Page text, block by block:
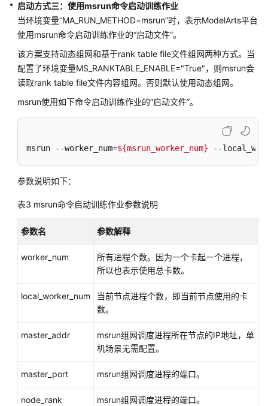
算
法
自
动
优
化
大
监
理
作
启动方式三：使用msrun命令启动训练作业
当环境变量“MA_RUN_METHOD=msrun”时，表示ModelArts平台
使用msrun命令启动训练作业的“启动文件”。
该方案支持动态组网和基于rank table file文件组网两种方式。当
配置了环境变量MS_RANKTABLE_ENABLE="True"，则msrun会
读取rank table file文件内容组网。否则默认使用动态组网。
msrun使用如下命令启动训练作业的“启动文件”。
msrun --worker_num=${msrun_worker_num} --
参数说明如下：
表3 msrun命令启动训练作业参数说明
参数名 参数解释
worker_num
所有进程个数。因为一个卡起一个进程，
所以也表示使用总卡数。
local_worker_num
当前节点进程个数，即当前节点使用的卡
数。
master_addr
msrun组网调度进程所在节点的IP地址，单
机场景无需配置。
master_port msrun组网调度进程的端口。
node_rank msrun组网调度进程的端口。